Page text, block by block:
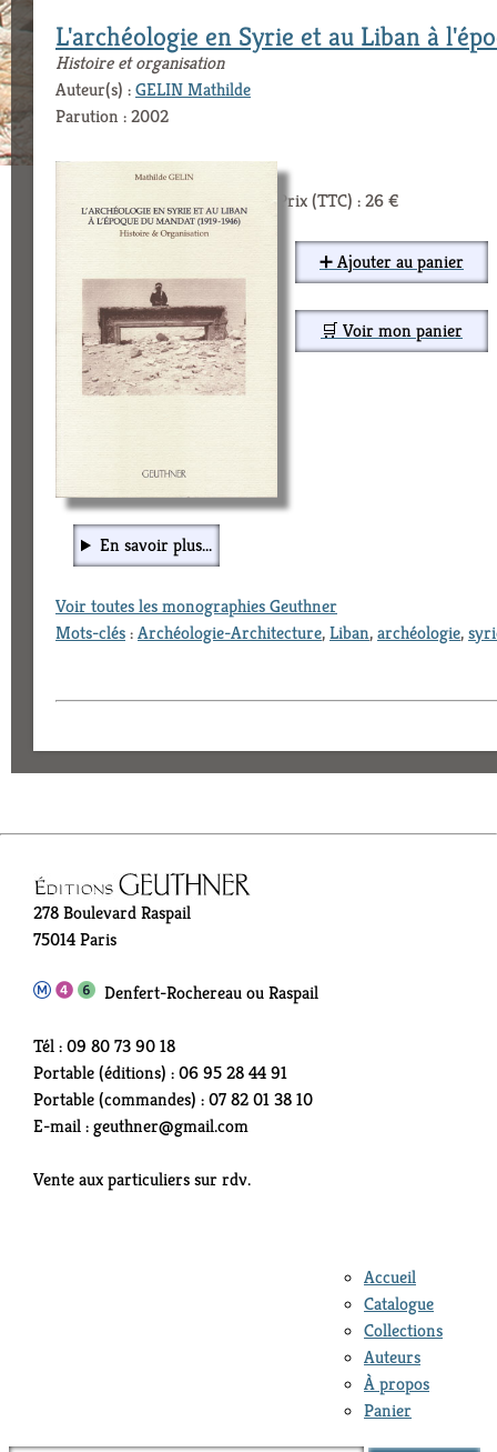
L'archéologie en Syrie et au Liban à
Histoire et organisation
Auteur(s) :GELIN Mathilde
Parution : 2002
Prix (TTC) : 26 €
➕ Ajouter au panier
🛒 Voir mon panier
En savoir plus...
Voir toutes les monographies Geuthner
Mots-clés:Archéologie-Architecture,Liban,archéologie,
278 Boulevard Raspail
75014 Paris
Denfert-Rochereau ou Raspail
Tél : 09 80 73 90 18
Portable (éditions) : 06 95 28 44 91
Portable (commandes) : 07 82 01 38 10
E-mail : geuthner@gmail.com
Vente aux particuliers sur rdv.
Accueil
Catalogue
Collections
Auteurs
À propos
Panier